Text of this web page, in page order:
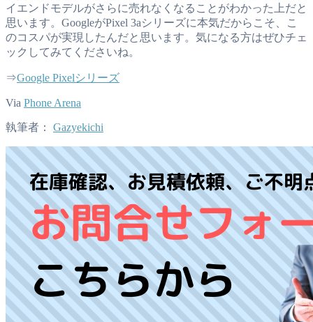
イエンドモデルがさらに売れなくなることがわかった上だと
思います。GoogleがPixel 3aシリーズに本気だからこそ、こ
のコスパが実現したんだと思います。気になる方はぜひチェ
ックしてみてくださいね。
⇒Google Pixelシリーズ
Via Phone Arena
執筆者： Gazyekichi